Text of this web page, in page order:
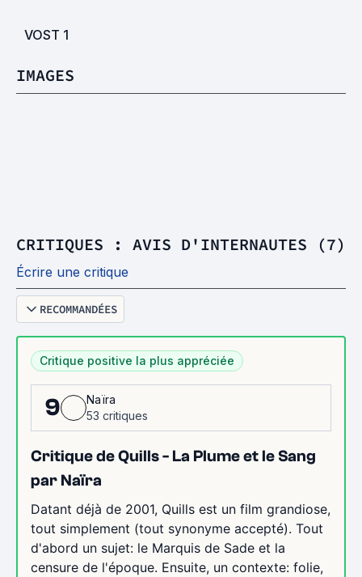
VOST 1
IMAGES
CRITIQUES : AVIS D'INTERNAUTES (7)
Écrire une critique
RECOMMANDÉES
Critique positive la plus appréciée
9
Naïra
53 critiques
Critique de Quills - La Plume et le Sang
par Naïra
Datant déjà de 2001, Quills est un film grandiose,
tout simplement (tout synonyme accepté). Tout
d'abord un sujet: le Marquis de Sade et la
censure de l'époque. Ensuite, un contexte: folie,